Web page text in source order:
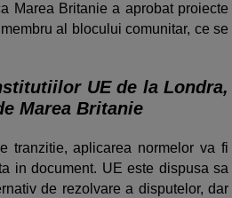
Marea Britanie a aprobat proiecte
al blocului comunitar, ce se
UE de la Londra,
Marea Britanie
tranzitie, aplicarea normelor va fi
in document. UE este dispusa sa
de rezolvare a disputelor, dar